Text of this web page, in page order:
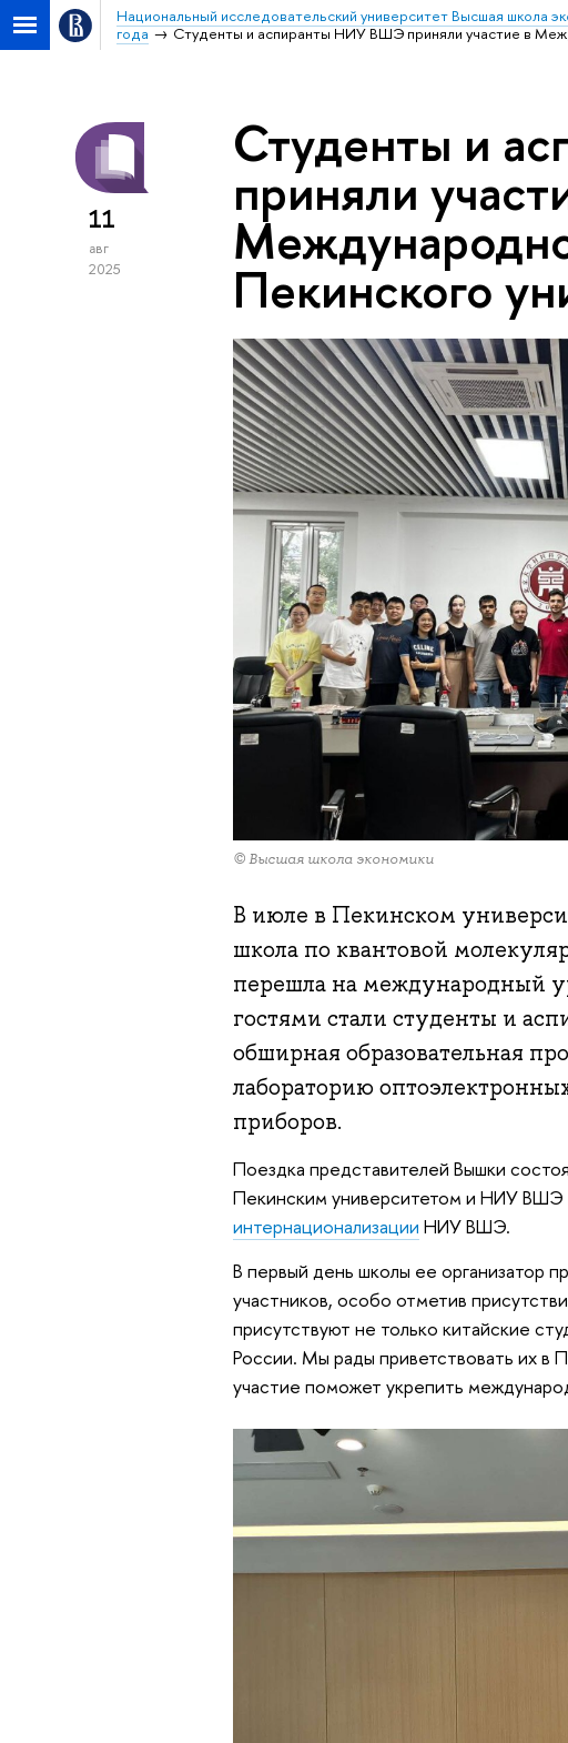
Национальный исследовательский университет Высшая школа
года
Студенты и аспиранты НИУ ВШЭ приняли участие в
11
авг
2025
Студенты и
приняли
Пекинского
© Высшая школа экономики
В июле в Пекинском
школа по квантовой
перешла на международный
гостями стали студенты и
обширная образовательная
лабораторию
приборов.
Поездка представителей Вышки
Пекинским университетом и НИУ ВШЭ
интернационализации НИУ ВШЭ.
В первый день школы ее организатор
участников, особо отметив
присутствуют не только китайские
России. Мы рады приветствовать их в
участие поможет укрепить